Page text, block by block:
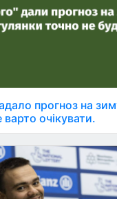
прогноз на
варто очікувати.